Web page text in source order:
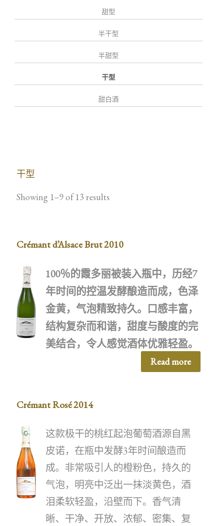
甜型
半干型
半甜型
干型
甜白酒
干型
Showing 1–9 of 13 results
Crémant d’Alsace Brut 2010
100％的霞多丽被装入瓶中，历经7
年时间的控温发酵酿造而成，色泽
金黄，气泡精致持久。口感丰富，
结构复杂而和谐，甜度与酸度的完
美结合，令人感觉酒体优雅轻盈。
Read more
Crémant Rosé 2014
这款极干的桃红起泡葡萄酒源自黑
皮诺，在瓶中发酵3年时间酿造而
成。非常吸引人的橙粉色，持久的
气泡，明亮中泛出一抹淡黄色，酒
泪柔软轻盈，沿壁而下。香气清
晰、干净、开放、浓郁、密集、复